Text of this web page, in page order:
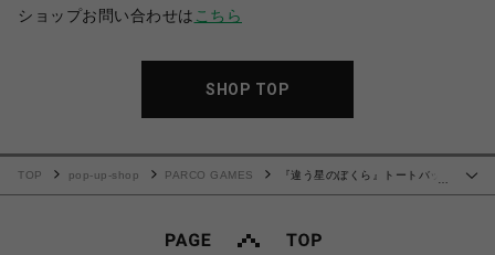
ショップお問い合わせは こちら
SHOP TOP
…
TOP pop-up-shop PARCO GAMES
『違う星のぼくら』トートバッ